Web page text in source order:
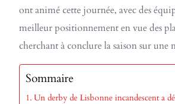
ont animé cette journée, avec des
meilleur positionnement en vue des
cherchant à conclure la saison sur une
Sommaire
Un derby de Lisbonne incandescent a